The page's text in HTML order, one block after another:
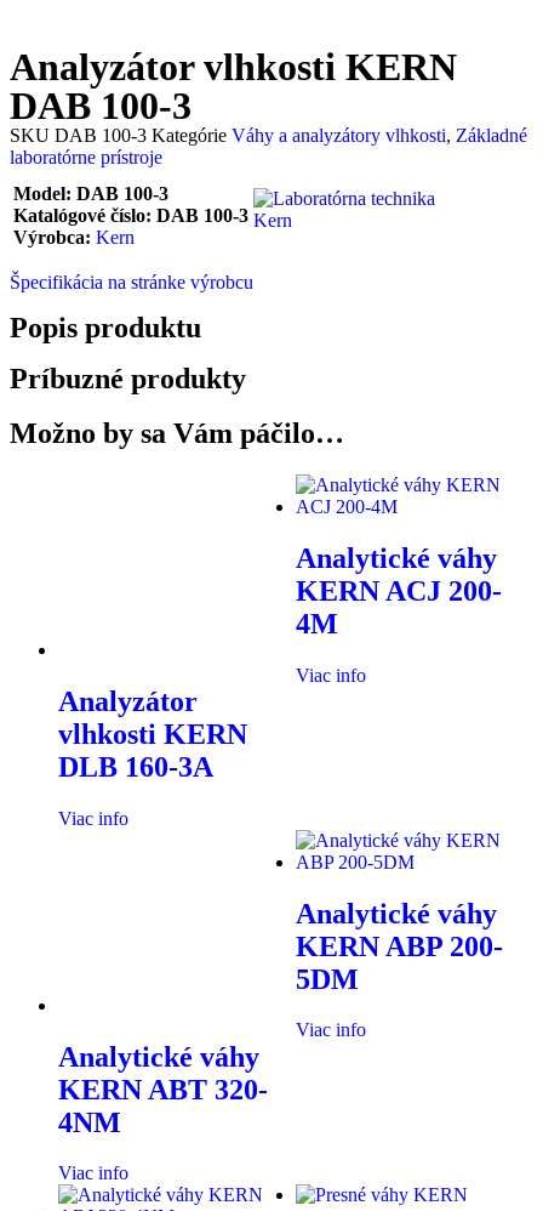
Analyzátor vlhkosti KERN
DAB 100-3
SKU DAB 100-3 Kategórie Váhy a analyzátory vlhkosti, Základné
laboratórne prístroje
Model: DAB 100-3
Katalógové číslo: DAB 100-3
Výrobca: Kern
Špecifikácia na stránke výrobcu
Popis produktu
Príbuzné produkty
Možno by sa Vám páčilo…
Analyzátor
vlhkosti KERN
DLB 160-3A
Viac info
Analytické váhy
KERN ACJ 200-
4M
Viac info
Analytické váhy
KERN ABT 320-
4NM
Viac info
Analytické váhy
KERN ABP 200-
5DM
Viac info